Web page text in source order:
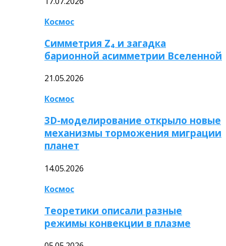
Космос
Симметрия Z₄ и загадка
барионной асимметрии Вселенной
21.05.2026
Космос
3D-моделирование открыло новые
механизмы торможения миграции
планет
14.05.2026
Космос
Теоретики описали разные
режимы конвекции в плазме